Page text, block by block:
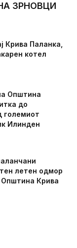
ЗРНОВЦИ
Крива Паланка,
котел
Општина
до
големиот
Илинден
летен одмор
Општина Крива